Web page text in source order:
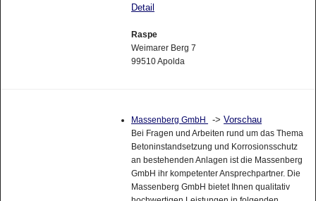
Detail
Raspe
Weimarer Berg 7
99510 Apolda
Massenberg GmbH -> Vorschau
Bei Fragen und Arbeiten rund um das Thema
Betoninstandsetzung und Korrosionsschutz
an bestehenden Anlagen ist die Massenberg
GmbH ihr kompetenter Ansprechpartner. Die
Massenberg GmbH bietet Ihnen qualitativ